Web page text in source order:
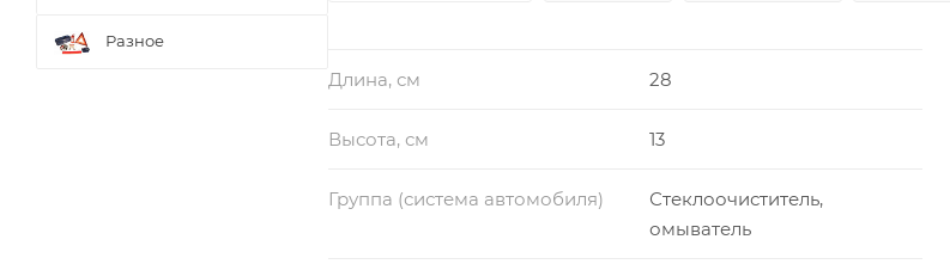
Длина, см 28
Высота, см 13
Группа (система автомобиля)
Стеклоочиститель,
омыватель
Разное